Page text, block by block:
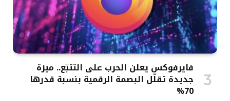
فايرفوكس يعلن الحرب على التتبّع.. ميزة
جديدة تقلّل البصمة الرقمية بنسبة قدرها
70%